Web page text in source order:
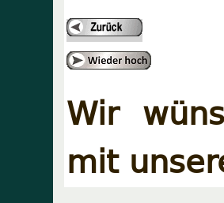
Wir
mit